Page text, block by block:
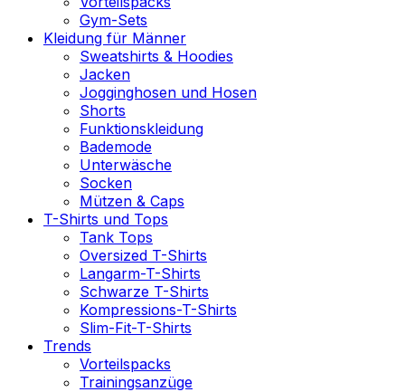
Gym-Sets
Kleidung für Männer
Sweatshirts & Hoodies
Jacken
Jogginghosen und Hosen
Shorts
Funktionskleidung
Bademode
Unterwäsche
Socken
Mützen & Caps
T-Shirts und Tops
Tank Tops
Oversized T-Shirts
Langarm-T-Shirts
Schwarze T-Shirts
Kompressions-T-Shirts
Slim-Fit-T-Shirts
Trends
Vorteilspacks
Trainingsanzüge